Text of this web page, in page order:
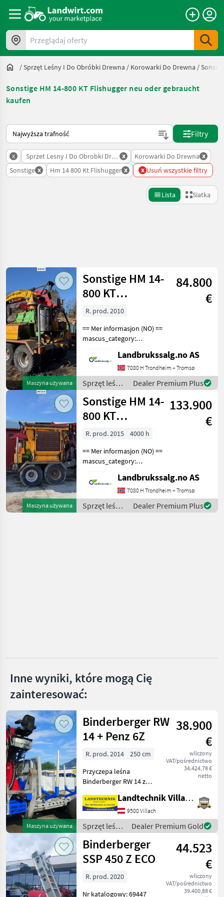
Przeglądaj oferty
/Sprzęt Leśny I Do Obróbki Drewna / Korowarki Do Drewna /
Sonstige HM 14-800 KT Flishugger neu oder gebraucht
kaufen
Tak sortuje się na Landwirt.com
Filtry
x Sprzet Lesny I Do Obrobki Drewna
x Korowarki Do Drewna x
Sonstige x Hm 14 800 Kt Flishugger x x Usuń wszystkie filtry
Lista Siatka
Kategoria 5 Kraj Filtry
AKTUALNA
ŚCIEŻKA
technika
leśna
Sprzet
Lesny I
Do
Obrobki
Drewna
Do Drewna
Sonstige
Hm 14 800
Kt
Flishugger
WYBIERZ
KATEGORIĘ
Sonstige
Zresetuj
Pokaż 2
wyników
Maszyna używana
Sonstige HM 14-
800 KT
Flishugger
84.800
€
R. prod. 2010
== Mer informasjon (NO) ==
mascus_category:
provide reference number
upon request: 8100 See
en.landbrukssalg.no/8100
for more images Spe
Landbrukssalg.no AS
7080 H Trondheim – Tromsø
Sprzęt leśny
i do obróbki
drewna /
Sonstige
Dealer Premium Plus
Maszyna używana
Sonstige HM 14-
800 KT
Flishugger
133.900
€
R. prod. 2015
4000 h
== Mer informasjon (NO) ==
mascus_category:
provide reference number
upon request: 8099 See
en.landbrukssalg.no/8099
for more images Spe
Landbrukssalg.no AS
7080 H Trondheim – Tromsø
Sprzęt leśny
i do obróbki
Dealer Premium Plus
Inne wyniki, które mogą Cię
zainteresować:
Maszyna używana
Binderberger RW
14 + Penz 6Z
38.900
€
wliczony
VAT/pośrednictwo
34.424,78 €
netto
R. prod. 2014
250 cm
Przyczepa leśna
Binderberger RW 14 z
oryginalnym
podwyższeniem, z
joystickiem i sterowaniem
nożnym, hydrauliczny
układ zasilania z podwójną
pompą
Landtechnik Villach GmbH
9500 Villach
Sprzęt leśny
i do obróbki
drewna /
Binderberger
Dealer Premium Gold
Binderberger
SSP 450 Z ECO
44.523
€
wliczony
VAT/pośrednictwo
39.400,88 €
R. prod. 2020
Nr katalogowy: 69447